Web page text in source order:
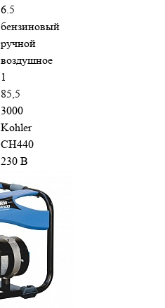
6.5
бензиновый
ручной
воздушное
1
85,5
3000
Kohler
CH440
230 В